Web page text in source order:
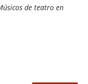
de teatro en